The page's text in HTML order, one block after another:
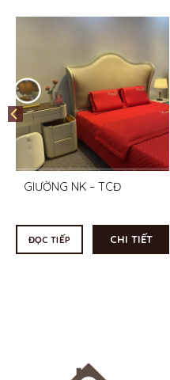
GIƯỜNG NK – TCĐ
ĐỌC TIẾP CHI TIẾT